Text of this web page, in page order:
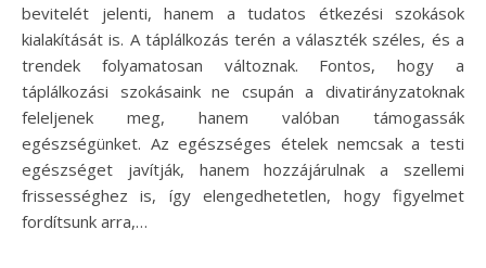
bevitelét jelenti, hanem a tudatos étkezési szokások
kialakítását is. A táplálkozás terén a választék széles, és a
trendek folyamatosan változnak. Fontos, hogy a
táplálkozási szokásaink ne csupán a divatirányzatoknak
feleljenek meg, hanem valóban támogassák
egészségünket. Az egészséges ételek nemcsak a testi
egészséget javítják, hanem hozzájárulnak a szellemi
frissességhez is, így elengedhetetlen, hogy figyelmet
fordítsunk arra,…